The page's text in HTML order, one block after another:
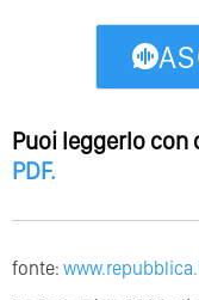
Puoi leggerlo con
PDF.
fonte: